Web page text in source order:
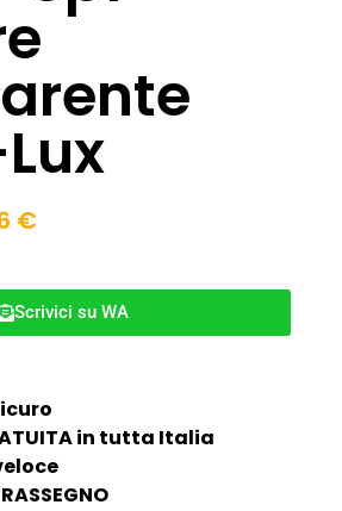
€
Scrivici su WA
in tutta Italia